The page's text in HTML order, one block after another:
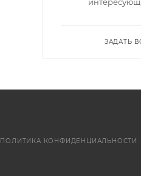
ЗАДАТЬ
ПОЛИТИКА КОНФИДЕНЦИАЛЬНОСТИ